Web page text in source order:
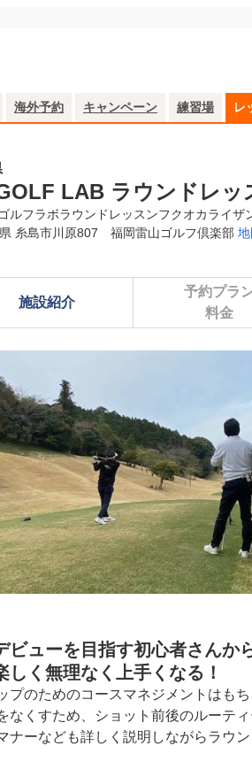
海外予約 キャンペーン 練習場 レ
LAB ラウンドレ
ルフラボラウンドレッスンフクオカライザ
糸島市川原807 福岡雷山ゴルフ倶楽部
施設紹介
予約プラ
料金
ビューを目指す初心者さんか
しく無理なく上手くなる！
プのためのコースマネジメントはも
なくすため、ショット前後のルーティ
ナーなども詳しく説明しながらラウン